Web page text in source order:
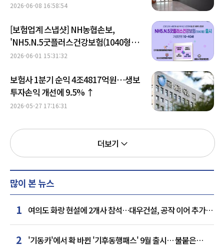
2026-06-08 16:58:54
[보험업계 스냅샷] NH농협손보,
'NH5.N.5굿플러스건강보험(1040형)'
출시 外
2026-06-01 15:31:32
보험사 1분기 순익 4조4817억원…생보
투자손익 개선에 9.5% ↑
2026-05-27 17:16:31
더보기
많이 본 뉴스
1 여의도 화랑 현설에 2개사 참석…대우건설, 공작 이어 추가
거점 확보하나
2 '기동카'에서 확 바뀐 '기후동행패스' 9월 출시… 불붙은